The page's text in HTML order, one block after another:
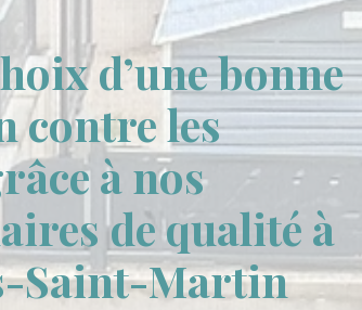
d’une bonne
contre les
à nos
de qualité à
Saint-Martin